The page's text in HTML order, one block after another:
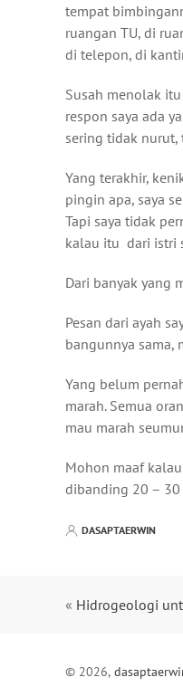
tempat
ruangan TU, di
di telepon, di
Susah menolak
respon saya ada
sering tidak nurut,
Yang terakhir,
pingin apa, saya
Tapi saya tidak
kalau itu dari istri
Dari banyak yang
Pesan dari ayah
bangunnya sama,
Yang belum
marah. Semua
mau marah
Mohon maaf
dibanding 20 –
DASAPTAERWIN
« Hidrogeologi
© 2026,